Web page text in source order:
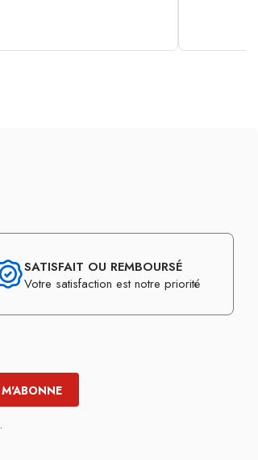
SATISFAIT OU REMBOURSÉ
Votre satisfaction est notre priorité
.